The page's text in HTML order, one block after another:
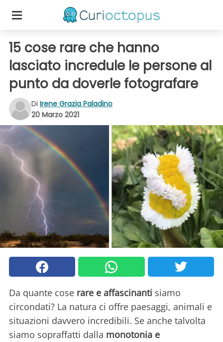
15 cose rare che hanno
lasciato incredule le persone al
punto da doverle fotografare
Di Irene Grazia Paladino
20 Marzo 2021
Da quante cose rare e affascinanti siamo
circondati? La natura ci offre paesaggi, animali e
situazioni davvero incredibili. Se anche talvolta
siamo sopraffatti dalla monotonia e